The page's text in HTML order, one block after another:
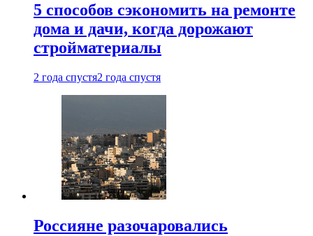
5 способов сэкономить на ремонте
дома и дачи, когда дорожают
стройматериалы
2 года спустя2 года спустя
Россияне разочаровались